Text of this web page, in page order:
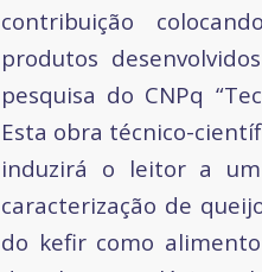
contribuição
produtos
pesquisa do CNPq
Esta obra técnico-
induzirá o leitor a
caracterização de
do kefir como